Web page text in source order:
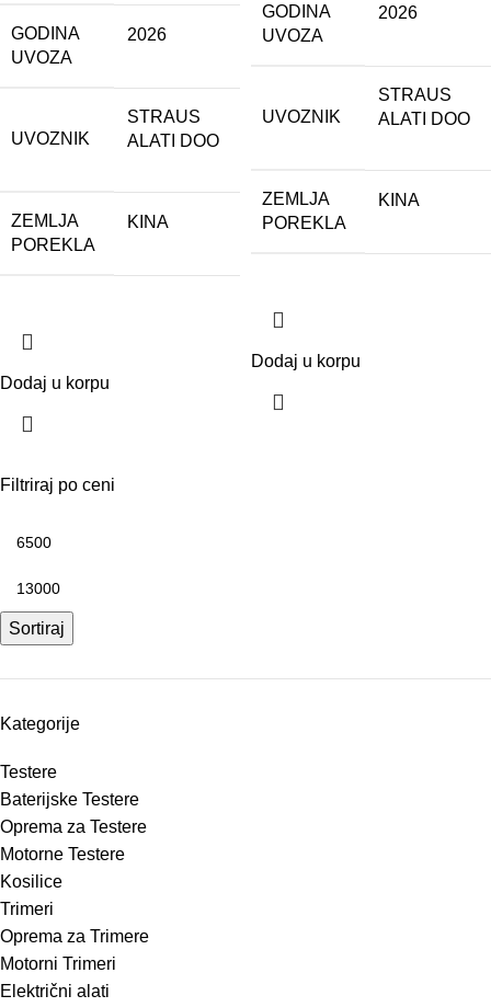
Filtriraj po ceni
Sortiraj
Kategorije
Testere
Baterijske Testere
Oprema za Testere
Motorne Testere
Kosilice
Trimeri
Oprema za Trimere
Motorni Trimeri
Električni alati
GODINA
UVOZA
2026
UVOZNIK
STRAUS
ALATI DOO
ZEMLJA
POREKLA
KINA
Dodaj u korpu
GODINA
UVOZA
2026
UVOZNIK
STRAUS
ALATI DOO
ZEMLJA
POREKLA
KINA
Dodaj u korpu